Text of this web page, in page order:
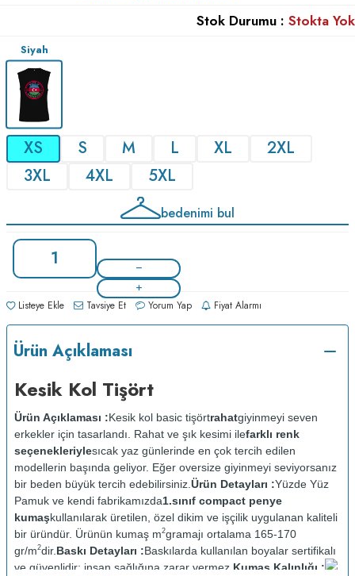
Stok Durumu : Stokta Yok
Siyah
XS S M L XL
2XL
3XL
4XL 5XL
bedenimi bul
Listeye Ekle Tavsiye Et Yorum Yap Fiyat Alarmı
Ürün Açıklaması
Kesik Kol Tişört
Ürün Açıklaması :Kesik kol basic tişörtrahatgiyinmeyi seven
erkekler için tasarlandı. Rahat ve şık kesimi ilefarklı renk
seçenekleriylesıcak yaz günlerinde en çok tercih edilen
modellerin başında geliyor. Eğer oversize giyinmeyi seviyorsanız
bir beden büyük tercih edebilirsiniz. Ürün Detayları :Yüzde Yüz
Pamuk ve kendi fabrikamızda1.sınıf compact penye
kumaşkullanılarak üretilen, özel dikim ve işçilik uygulanan kaliteli
bir üründür. Ürünün kumaş m2gramajı ortalama 165-170
gr/m2dir. Baskı Detayları :Baskılarda kullanılan boyalar sertifikalı
ve güvenlidir; insan sağlığına zarar vermez. Kumaş Kalınlığı :